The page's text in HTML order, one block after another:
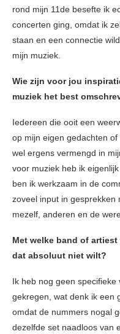
rond mijn 11de besefte ik
concerten ging, omdat ik
staan en een connectie
mijn muziek.
Wie zijn voor jou
muziek het best
Iedereen die ooit een
op mijn eigen gedachten of
wel ergens vermengd in
voor muziek heb ik
ben ik werkzaam in de
zoveel input in gesprekken
mezelf, anderen en de
Met welke band of
dat absoluut niet wilt?
Ik heb nog geen
gekregen, wat denk ik een
omdat de nummers nogal
dezelfde set naadloos van